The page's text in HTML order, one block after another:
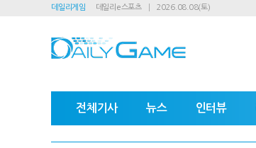
데일리게임 데일리e스포츠 2026.08.08(토)
전체기사 뉴스 인터뷰